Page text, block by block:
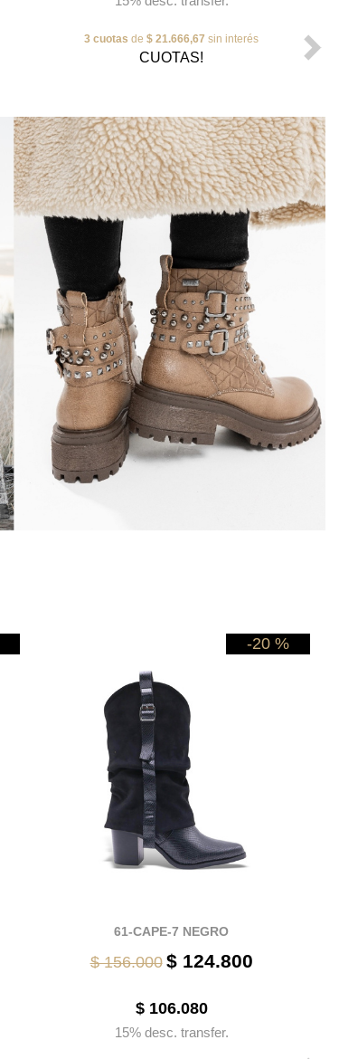
3 cuotas de $ 21.666,67 sin interés
CUOTAS!
-20 %
61-CAPE-7 NEGRO
$ 156.000 $ 124.800
$ 106.080
15% desc. transfer.